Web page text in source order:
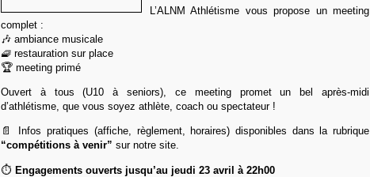
L’ALNM Athlétisme vous propose un meeting
complet :
🎶 ambiance musicale
🧇 restauration sur place
🏆 meeting primé
Ouvert à tous (U10 à seniors), ce meeting promet un bel après-midi
d’athlétisme, que vous soyez athlète, coach ou spectateur !
📄 Infos pratiques (affiche, règlement, horaires) disponibles dans la rubrique
“compétitions à venir” sur notre site.
⏱️ Engagements ouverts jusqu’au jeudi 23 avril à 22h00